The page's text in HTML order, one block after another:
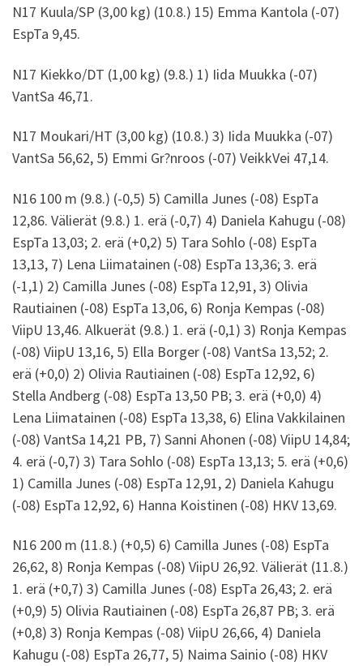
N17 Kuula/SP (3,00 kg) (10.8.) 15) Emma Kantola (-07)
EspTa 9,45.
N17 Kiekko/DT (1,00 kg) (9.8.) 1) Iida Muukka (-07)
VantSa 46,71.
N17 Moukari/HT (3,00 kg) (10.8.) 3) Iida Muukka (-07)
VantSa 56,62, 5) Emmi Gr?nroos (-07) VeikkVei 47,14.
N16 100 m (9.8.) (-0,5) 5) Camilla Junes (-08) EspTa
12,86. Välierät (9.8.) 1. erä (-0,7) 4) Daniela Kahugu (-08)
EspTa 13,03; 2. erä (+0,2) 5) Tara Sohlo (-08) EspTa
13,13, 7) Lena Liimatainen (-08) EspTa 13,36; 3. erä
(-1,1) 2) Camilla Junes (-08) EspTa 12,91, 3) Olivia
Rautiainen (-08) EspTa 13,06, 6) Ronja Kempas (-08)
ViipU 13,46. Alkuerät (9.8.) 1. erä (-0,1) 3) Ronja Kempas
(-08) ViipU 13,16, 5) Ella Borger (-08) VantSa 13,52; 2.
erä (+0,0) 2) Olivia Rautiainen (-08) EspTa 12,92, 6)
Stella Andberg (-08) EspTa 13,50 PB; 3. erä (+0,0) 4)
Lena Liimatainen (-08) EspTa 13,38, 6) Elina Vakkilainen
(-08) VantSa 14,21 PB, 7) Sanni Ahonen (-08) ViipU 14,84;
4. erä (-0,7) 3) Tara Sohlo (-08) EspTa 13,13; 5. erä (+0,6)
1) Camilla Junes (-08) EspTa 12,91, 2) Daniela Kahugu
(-08) EspTa 12,92, 6) Hanna Koistinen (-08) HKV 13,69.
N16 200 m (11.8.) (+0,5) 6) Camilla Junes (-08) EspTa
26,62, 8) Ronja Kempas (-08) ViipU 26,92. Välierät (11.8.)
1. erä (+0,7) 3) Camilla Junes (-08) EspTa 26,43; 2. erä
(+0,9) 5) Olivia Rautiainen (-08) EspTa 26,87 PB; 3. erä
(+0,8) 3) Ronja Kempas (-08) ViipU 26,66, 4) Daniela
Kahugu (-08) EspTa 26,77, 5) Naima Sainio (-08) HKV